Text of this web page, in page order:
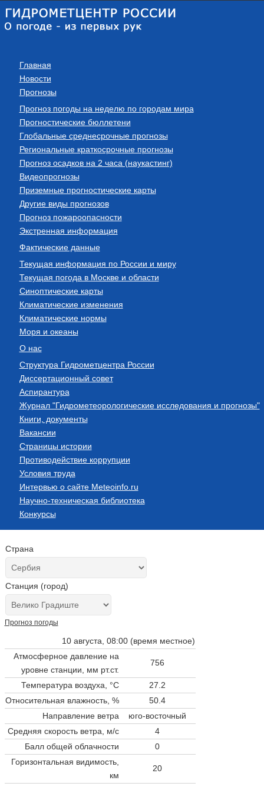
Главная
Новости
Прогнозы
Прогноз погоды на неделю по городам мира
Прогностические бюллетени
Глобальные среднесрочные прогнозы
Региональные краткосрочные прогнозы
Прогноз осадков на 2 часа (наукастинг)
Видеопрогнозы
Приземные прогностические карты
Другие виды прогнозов
Прогноз пожароопасности
Экстренная информация
Фактические данные
Текущая информация по России и миру
Текущая погода в Москве и области
Синоптические карты
Климатические изменения
Климатические нормы
Моря и океаны
О нас
Структура Гидрометцентра России
Диссертационный совет
Аспирантура
Журнал "Гидрометеорологические исследования и прогнозы"
Книги, документы
Вакансии
Страницы истории
Противодействие коррупции
Условия труда
Интервью о сайте Meteoinfo.ru
Научно-техническая библиотека
Конкурсы
Страна
Станция (город)
Прогноз погоды
10 августа, 08:00 (время местное)
Атмосферное давление на
уровне станции, мм рт.ст.
756
Температура воздуха, °C
27.2
Относительная влажность, %
50.4
Направление ветра
юго-восточный
Средняя скорость ветра, м/с
4
Балл общей облачности
0
Горизонтальная видимость,
км
20